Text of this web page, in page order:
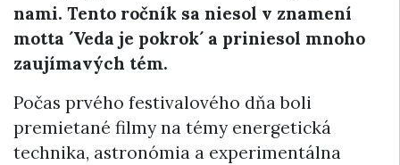
nami. Tento ročník sa niesol v znamení
motta ´Veda je pokrok´ a priniesol mnoho
zaujímavých tém.
Počas prvého festivalového dňa boli
premietané filmy na témy energetická
technika, astronómia a experimentálna